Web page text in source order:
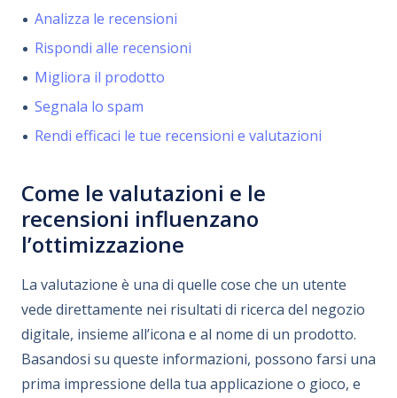
Analizza le recensioni
Rispondi alle recensioni
Migliora il prodotto
Segnala lo spam
Rendi efficaci le tue recensioni e valutazioni
Come le valutazioni e le
recensioni influenzano
l’ottimizzazione
La valutazione è una di quelle cose che un utente
vede direttamente nei risultati di ricerca del negozio
digitale, insieme all’icona e al nome di un prodotto.
Basandosi su queste informazioni, possono farsi una
prima impressione della tua applicazione o gioco, e